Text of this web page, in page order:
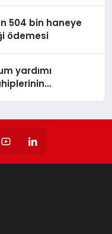
504 bin haneye
ödemesi
yardımı